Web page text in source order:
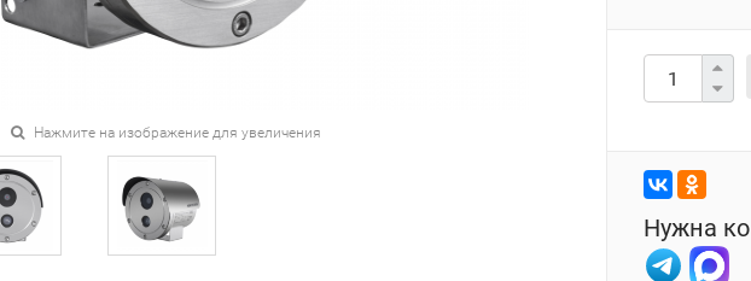
Нажмите на изображение для увеличения
Нужна